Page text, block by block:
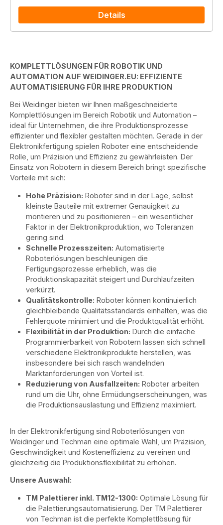
Details
KOMPLETTLÖSUNGEN FÜR ROBOTIK UND
AUTOMATION AUF WEIDINGER.EU: EFFIZIENTE
AUTOMATISIERUNG FÜR IHRE PRODUKTION
Bei Weidinger bieten wir Ihnen maßgeschneiderte
Komplettlösungen im Bereich Robotik und Automation –
ideal für Unternehmen, die ihre Produktionsprozesse
effizienter und flexibler gestalten möchten. Gerade in der
Elektronikfertigung spielen Roboter eine entscheidende
Rolle, um Präzision und Effizienz zu gewährleisten. Der
Einsatz von Robotern in diesem Bereich bringt spezifische
Vorteile mit sich:
Hohe Präzision: Roboter sind in der Lage, selbst
kleinste Bauteile mit extremer Genauigkeit zu
montieren und zu positionieren – ein wesentlicher
Faktor in der Elektronikproduktion, wo Toleranzen
gering sind.
Schnelle Prozesszeiten: Automatisierte
Roboterlösungen beschleunigen die
Fertigungsprozesse erheblich, was die
Produktionskapazität steigert und Durchlaufzeiten
verkürzt.
Qualitätskontrolle: Roboter können kontinuierlich
gleichbleibende Qualitätsstandards einhalten, was die
Fehlerquote minimiert und die Produktqualität erhöht.
Flexibilität in der Produktion: Durch die einfache
Programmierbarkeit von Robotern lassen sich schnell
verschiedene Elektronikprodukte herstellen, was
insbesondere bei sich rasch wandelnden
Marktanforderungen von Vorteil ist.
Reduzierung von Ausfallzeiten: Roboter arbeiten
rund um die Uhr, ohne Ermüdungserscheinungen, was
die Produktionsauslastung und Effizienz maximiert.
In der Elektronikfertigung sind Roboterlösungen von
Weidinger und Techman eine optimale Wahl, um Präzision,
Geschwindigkeit und Kosteneffizienz zu vereinen und
gleichzeitig die Produktionsflexibilität zu erhöhen.
Unsere Auswahl:
TM Palettierer inkl. TM12-1300: Optimale Lösung für
die Palettierungsautomatisierung. Der TM Palettierer
von Techman ist die perfekte Komplettlösung für